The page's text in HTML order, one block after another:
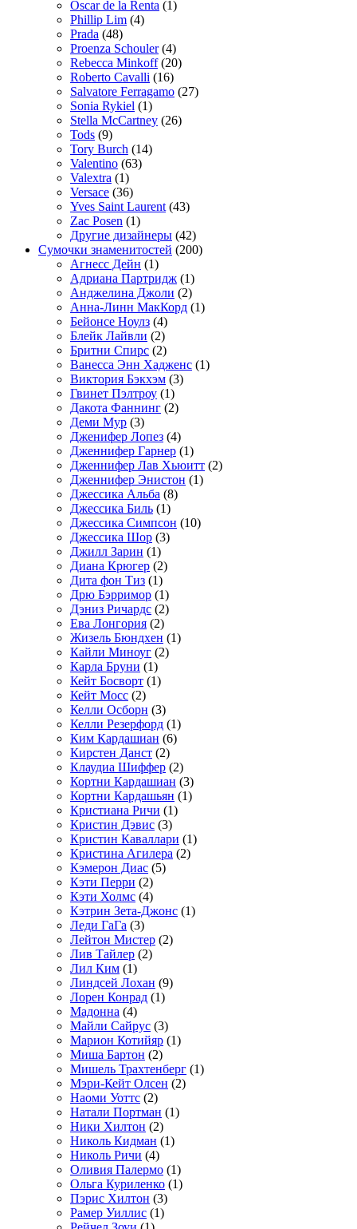
Oscar de la Renta (1)
Phillip Lim (4)
Prada (48)
Proenza Schouler(4)
Rebecca Minkoff(20)
Roberto Cavalli (16)
Salvatore Ferragamo (27)
Sonia Rykiel (1)
Stella McCartney (26)
Tods (9)
Tory Burch (14)
Valentino (63)
Valextra (1)
Versace (36)
Yves Saint Laurent (43)
Zac Posen (1)
Другие дизайнеры (42)
Сумочки знаменитостей (200)
Агнесс Дейн (1)
Адриана Партридж (1)
Анджелина Джоли (2)
Анна-Линн МакКорд (1)
Бейонсе Ноулз (4)
Блейк Лайвли (2)
Бритни Спирс (2)
Ванесса Энн Хадженс (1)
Виктория Бэкхэм (3)
Гвинет Пэлтроу (1)
Дакота Фаннинг (2)
Деми Мур (3)
Дженифер Лопез (4)
Дженнифер Гарнер (1)
Дженнифер Лав Хьюитт (2)
Дженнифер Энистон (1)
Джессика Альба (8)
Джессика Биль (1)
Джессика Симпсон (10)
Джессика Шор (3)
Джилл Зарин (1)
Диана Крюгер (2)
Дита фон Тиз (1)
Дрю Бэрримор (1)
Дэниз Ричардс (2)
Ева Лонгория (2)
Жизель Бюндхен (1)
Кайли Миноуг (2)
Карла Бруни (1)
Кейт Босворт (1)
Кейт Мосс (2)
Келли Осборн (3)
Келли Резерфорд (1)
Ким Кардашиан (6)
Кирстен Данст (2)
Клаудиа Шиффер (2)
Кортни Кардашиан (3)
Кортни Кардашьян (1)
Кристиана Ричи (1)
Кристин Дэвис (3)
Кристин Каваллари (1)
Кристина Агилера (2)
Кэмерон Диас (5)
Кэти Перри (2)
Кэти Холмс (4)
Кэтрин Зета-Джонс (1)
Леди ГаГа (3)
Лейтон Мистер (2)
Лив Тайлер (2)
Лил Ким (1)
Линдсей Лохан (9)
Лорен Конрад (1)
Мадонна (4)
Майли Сайрус (3)
Марион Котийяр (1)
Миша Бартон (2)
Мишель Трахтенберг (1)
Мэри-Кейт Олсен (2)
Наоми Уоттс (2)
Натали Портман (1)
Ники Хилтон (2)
Николь Кидман (1)
Николь Ричи (4)
Оливия Палермо (1)
Ольга Куриленко (1)
Пэрис Хилтон (3)
Рамер Уиллис (1)